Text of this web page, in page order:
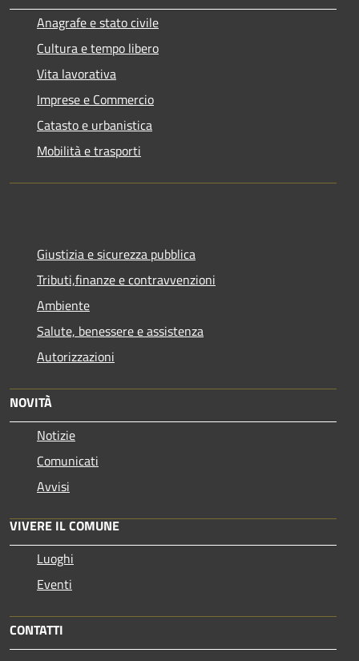
Anagrafe e stato civile
Cultura e tempo libero
Vita lavorativa
Imprese e Commercio
Catasto e urbanistica
Mobilità e trasporti
Giustizia e sicurezza pubblica
Tributi,finanze e contravvenzioni
Ambiente
Salute, benessere e assistenza
Autorizzazioni
NOVITÀ
Notizie
Comunicati
Avvisi
VIVERE IL COMUNE
Luoghi
Eventi
CONTATTI